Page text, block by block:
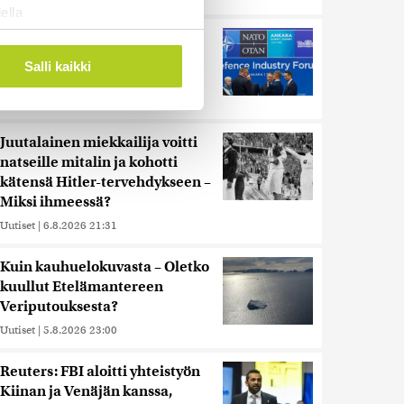
. Voit muuttaa
alan
tietoja muihin tietoihin, joita
siirtää ulkomaille.
Salli kaikki
vuosikymmenen jäljessä
Juutalainen miekkailija voitti
natseille mitalin ja kohotti
kätensä Hitler-tervehdykseen –
Miksi ihmeessä?
Uutiset | 6.8.2026 21:31
Kuin kauhuelokuvasta – Oletko
kuullut Etelämantereen
Veriputouksesta?
Uutiset | 5.8.2026 23:00
Reuters: FBI aloitti yhteistyön
Kiinan ja Venäjän kanssa,